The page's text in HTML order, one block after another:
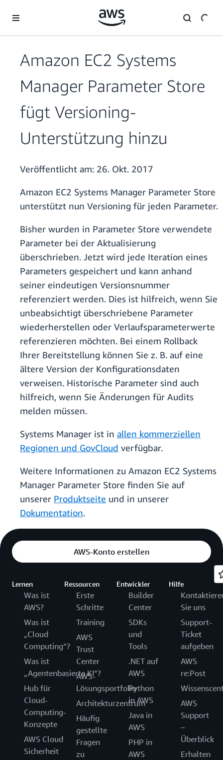
Überspringen zum Hauptinhalt
Amazon EC2 Systems
Manager Parameter Store
fügt Versioning-
Unterstützung hinzu
Veröffentlicht am: 26. Okt. 2017
Amazon EC2 Systems Manager Parameter Store
unterstützt nun Versioning für jeden Parameter.
Bisher wurden in Parameter Store verwendete
Parameter bei der Aktualisierung
überschrieben. Jetzt wird jede Iteration eines
Parameters gespeichert und kann anhand
seiner eindeutigen Versionsnummer
referenziert werden. Dies ist hilfreich, wenn Sie
unbeabsichtigt überschriebene Parameter
wiederherstellen oder Verlaufsparameterwerte
referenzieren möchten. Bei einem Rollback
Ihrer Bereitstellung können Sie z. B. auf eine
ältere Version der Konfigurationsdaten
verweisen. Historische Parameter sind auch
hilfreich, wenn Sie Änderungen für Audits
melden müssen.
Systems Manager ist in allen kommerziellen
Regionen und GovCloud verfügbar.
Weitere Informationen zu Amazon EC2 Systems
Manager Parameter Store finden Sie auf
unserer Produktseite und in unserer
Dokumentation.
AWS-Konto erstellen
Lernen
Was ist
AWS?
Was ist
„Cloud
Computing“?
Was ist
„Agentenbasierte KI“?
Hub für
Cloud-
Computing-
Konzepte
AWS Cloud
Sicherheit
Ressourcen
Erste
Schritte
Training
AWS
Trust
Center
AWS-
Lösungsportfolio
Architekturzentrum
Häufig
gestellte
Fragen
zu
Entwickler
Builder
Center
SDKs
und
Tools
.NET auf
AWS
Python
in AWS
Java in
AWS
PHP in
AWS
Hilfe
Sie uns
Support-
Ticket
aufgeben
AWS
re:Post
AWS
Support
–
Überblick
Erhalten